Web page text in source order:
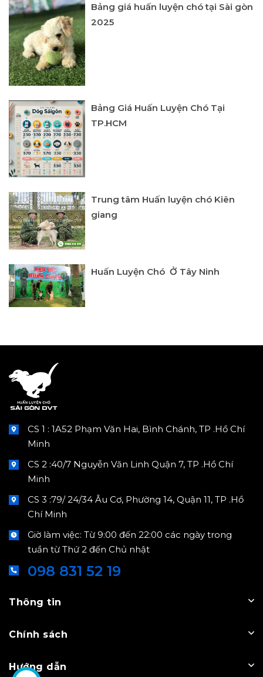
Bảng giá huấn luyện chó tại Sài gòn
2025
Bảng Giá Huấn Luyện Chó Tại
TP.HCM
Trung tâm Huấn luyện chó Kiên
giang
Huấn Luyện Chó Ở Tây Ninh
CS 1 : 1A52 Phạm Văn Hai, Bình Chánh, TP .Hồ Chí
Minh
CS 2 :40/7 Nguyễn Văn Linh Quận 7, TP .Hồ Chí
Minh
CS 3 :79/ 24/34 Âu Cơ, Phường 14, Quận 11, TP .Hồ
Chí Minh
Giờ làm việc: Từ 9:00 đến 22:00 các ngày trong
tuần từ Thứ 2 đến Chủ nhật
098 831 52 19
Thông tin
Chính sách
Hướng dẫn